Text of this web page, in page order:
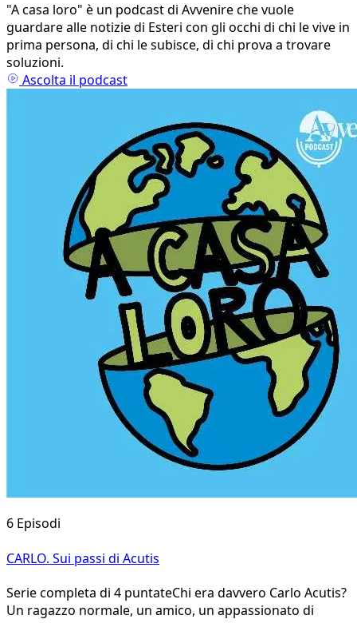
"A casa loro" è un podcast di Avvenire che vuole
guardare alle notizie di Esteri con gli occhi di chi le vive in
prima persona, di chi le subisce, di chi prova a trovare
soluzioni.
Ascolta il podcast
6 Episodi
CARLO. Sui passi di Acutis
Serie completa di 4 puntateChi era davvero Carlo Acutis?
Un ragazzo normale, un amico, un appassionato di